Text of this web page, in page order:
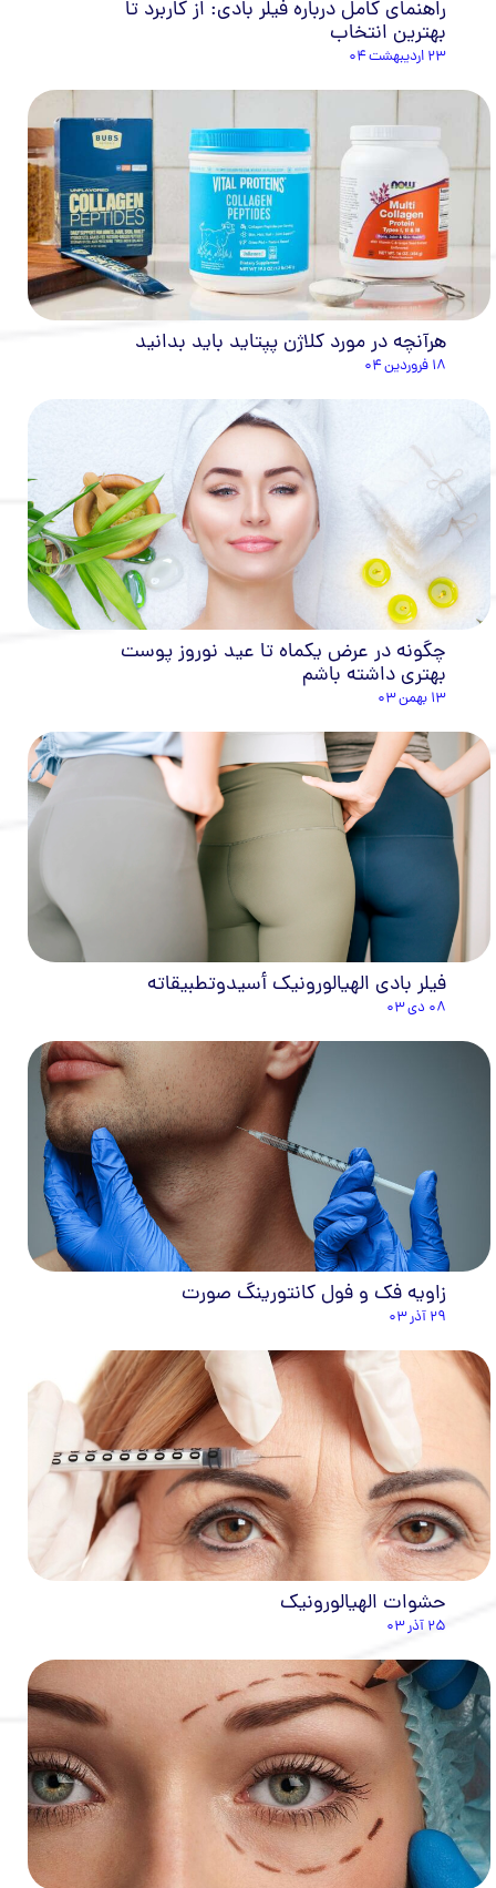
راهنمای کامل درباره فیلر بادی: از کاربرد تا
بهترین انتخاب
۲۳ اردیبهشت ۰۴
هرآنچه در مورد کلاژن پپتاید باید بدانید
۱۸ فروردین ۰۴
چگونه در عرض یکماه تا عید نوروز پوست
بهتری داشته باشم
۱۳ بهمن ۰۳
فيلر بادي الهيالورونيك أسيدوتطبيقاته
۰۸ دی ۰۳
زاویه فک و فول کانتورینگ صورت
۲۹ آذر ۰۳
حشوات الهيالورونيك
۲۵ آذر ۰۳